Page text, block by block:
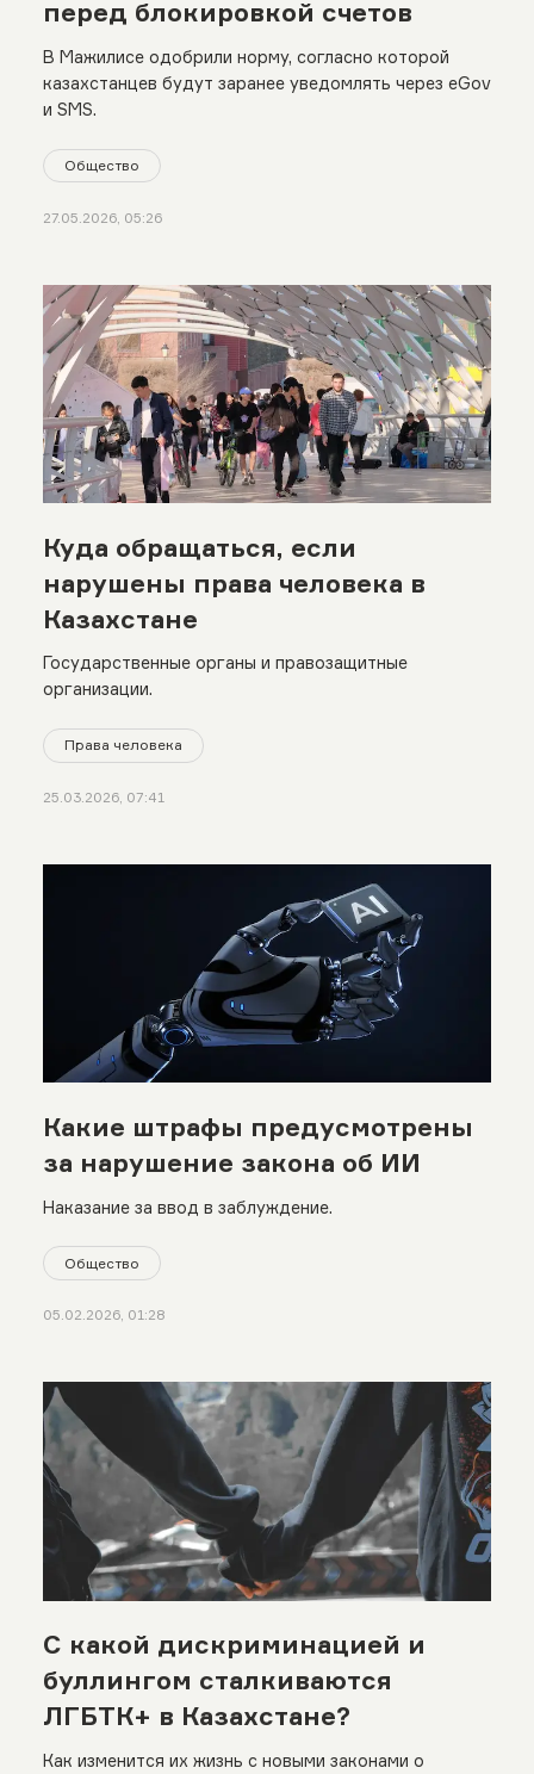
перед блокировкой счетов
В Мажилисе одобрили норму, согласно которой
казахстанцев будут заранее уведомлять через eGov
и SMS.
Общество
27.05.2026, 05:26
Куда обращаться, если
нарушены права человека в
Казахстане
Государственные органы и правозащитные
организации.
Права человека
25.03.2026, 07:41
Какие штрафы предусмотрены
за нарушение закона об ИИ
Наказание за ввод в заблуждение.
Общество
05.02.2026, 01:28
С какой дискриминацией и
буллингом сталкиваются
ЛГБТК+ в Казахстане?
Как изменится их жизнь с новыми законами о